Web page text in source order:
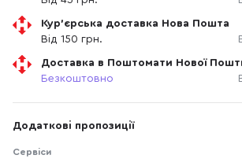
Кур'єрська доставка Нова Пошта
Від 150 грн.
Доставка в Поштомати Нової
Безкоштовно
Додаткові пропозиції
Сервіси